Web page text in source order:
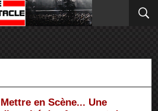
Mettre en Scène... Une